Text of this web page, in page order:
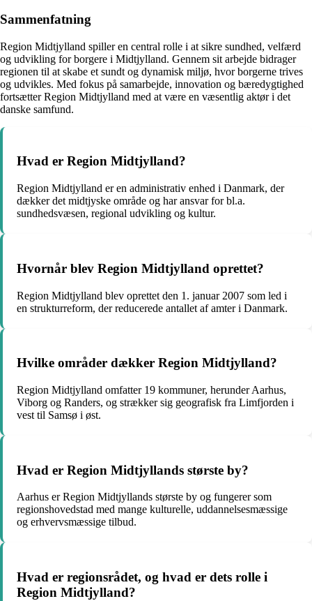
Sammenfatning
Region Midtjylland spiller en central rolle i at sikre sundhed, velfærd
og udvikling for borgere i Midtjylland. Gennem sit arbejde bidrager
regionen til at skabe et sundt og dynamisk miljø, hvor borgerne trives
og udvikles. Med fokus på samarbejde, innovation og bæredygtighed
fortsætter Region Midtjylland med at være en væsentlig aktør i det
danske samfund.
Hvad er Region Midtjylland?
Region Midtjylland er en administrativ enhed i Danmark, der
dækker det midtjyske område og har ansvar for bl.a.
sundhedsvæsen, regional udvikling og kultur.
Hvornår blev Region Midtjylland oprettet?
Region Midtjylland blev oprettet den 1. januar 2007 som led i
en strukturreform, der reducerede antallet af amter i Danmark.
Hvilke områder dækker Region Midtjylland?
Region Midtjylland omfatter 19 kommuner, herunder Aarhus,
Viborg og Randers, og strækker sig geografisk fra Limfjorden i
vest til Samsø i øst.
Hvad er Region Midtjyllands største by?
Aarhus er Region Midtjyllands største by og fungerer som
regionshovedstad med mange kulturelle, uddannelsesmæssige
og erhvervsmæssige tilbud.
Hvad er regionsrådet, og hvad er dets rolle i
Region Midtjylland?